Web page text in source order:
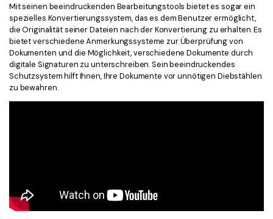
Mit seinen beeindruckenden Bearbeitungstools bietet es sogar ein
spezielles Konvertierungssystem, das es dem Benutzer ermöglicht,
die Originalität seiner Dateien nach der Konvertierung zu erhalten. Es
bietet verschiedene Anmerkungssysteme zur Überprüfung von
Dokumenten und die Möglichkeit, verschiedene Dokumente durch
digitale Signaturen zu unterschreiben. Sein beeindruckendes
Schutzsystem hilft Ihnen, Ihre Dokumente vor unnötigen Diebstählen
zu bewahren.